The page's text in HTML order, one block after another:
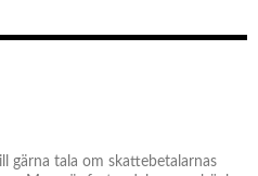
gärna tala om skattebetalarnas